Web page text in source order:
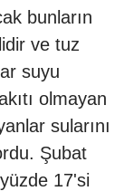
bunların
ve tuz
suyu
olmayan
sularını
Şubat
17'si